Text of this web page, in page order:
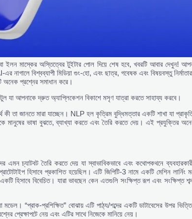
ইলন মাস্কের অস্তিত্বের টুইটার পোল দিয়ে শেষ হবে, খবরটি আবার দেখুন!
নাগালে বিশ্বব্যাপী মিডিয়া গুং-হো, এবং ছাত্র, গবেষক এবং বিষয়বস্তু
অনেক প্রশ্নের সমাধান করে।
আপনাকে দ্রুত অ্যাপ্লিকেশন বিকাশে মসৃণ যাত্রা করতে সাহায্য করবে।
জানতে মারা যাচ্ছেন। NLP হল কৃত্রিম বুদ্ধিমত্তার একটি শাখা যা
মানুষের ভাষা বুঝতে, ব্যাখ্যা করতে এবং তৈরি করতে দেয়। এই প্রযুক্তির
চ্যাটবট তৈরি করতে দেয় যা স্বাভাবিকভাবে এবং কথোপকথনে
হিসাবে প্রকাশিত হয়েছিল। এটি জিপিটি-3 নামে একটি মেশিন লার্নিং
বিবেচিত। যারা ভাবছেন কেন এতগুলি সংক্ষিপ্ত রূপ এবং সংক্ষিপ্ত
“প্রাক-প্রশিক্ষিত” বোঝায় এটি পাঠ্য/শব্দের একটি ডাটাবেসের উপর
প্রেক্ষাপটে নেয় এবং এটির সাথে নিজেকে মানিয়ে নেয়।